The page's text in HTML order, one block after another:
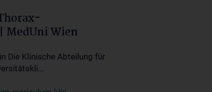
MedUni Wien
Die Klinische Abteilung für